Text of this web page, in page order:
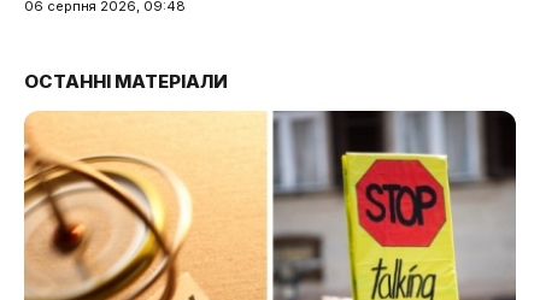
06 серпня 2026, 09:48
ОСТАННІ МАТЕРІАЛИ